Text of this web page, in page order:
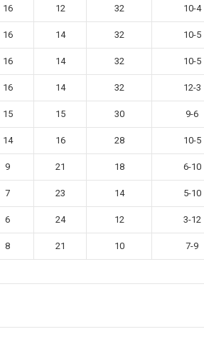
16 12 32 10-4
16 14 32 10-5
16 14 32 10-5
16 14 32 12-3
15 15 30 9-6
14 16 28 10-5
9 21 18 6-10
7 23 14 5-10
6 24 12 3-12
8 21 10 7-9